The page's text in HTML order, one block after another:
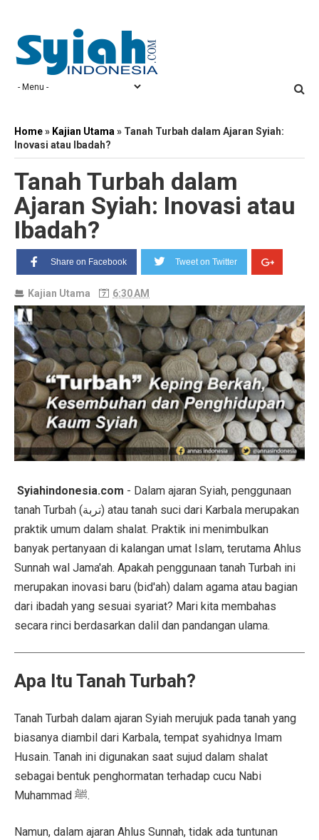
Home» Kajian Utama » Tanah Turbah dalam Ajaran Syiah:
Inovasi atau Ibadah?
Tanah Turbah dalam
Ajaran Syiah: Inovasi atau
Ibadah?
Share on Facebook Tweet on Twitter
Kajian Utama 6:30 AM
Syiahindonesia.com - Dalam ajaran Syiah, penggunaan
tanah Turbah (تربة) atau tanah suci dari Karbala merupakan
praktik umum dalam shalat. Praktik ini menimbulkan
banyak pertanyaan di kalangan umat Islam, terutama Ahlus
Sunnah wal Jama'ah. Apakah penggunaan tanah Turbah ini
merupakan inovasi baru (bid'ah) dalam agama atau bagian
dari ibadah yang sesuai syariat? Mari kita membahas
secara rinci berdasarkan dalil dan pandangan ulama.
Apa Itu Tanah Turbah?
Tanah Turbah dalam ajaran Syiah merujuk pada tanah yang
biasanya diambil dari Karbala, tempat syahidnya Imam
Husain. Tanah ini digunakan saat sujud dalam shalat
sebagai bentuk penghormatan terhadap cucu Nabi
Muhammad ﷺ.
Namun, dalam ajaran Ahlus Sunnah, tidak ada tuntunan